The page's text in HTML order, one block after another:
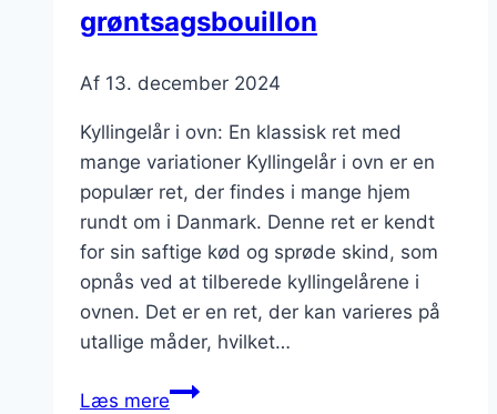
grøntsagsbouillon
Af 13. december 2024
Kyllingelår i ovn: En klassisk ret med
mange variationer Kyllingelår i ovn er en
populær ret, der findes i mange hjem
rundt om i Danmark. Denne ret er kendt
for sin saftige kød og sprøde skind, som
opnås ved at tilberede kyllingelårene i
ovnen. Det er en ret, der kan varieres på
utallige måder, hvilket…
Læs mereKyllingelår